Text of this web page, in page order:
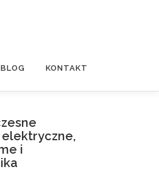
BLOG KONTAKT
i